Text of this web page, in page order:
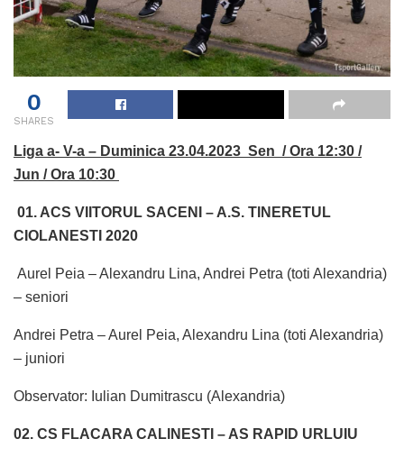
0
SHARES
Liga a- V-a – Duminica 23.04.2023 Sen / Ora 12:30 /
Jun / Ora 10:30
01. ACS VIITORUL SACENI – A.S. TINERETUL
CIOLANESTI 2020
Aurel Peia – Alexandru Lina, Andrei Petra (toti Alexandria)
– seniori
Andrei Petra – Aurel Peia, Alexandru Lina (toti Alexandria)
– juniori
Observator: Iulian Dumitrascu (Alexandria)
02. CS FLACARA CALINESTI – AS RAPID URLUIU